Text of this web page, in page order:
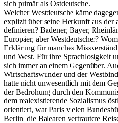
sich primär als Ostdeutsche.
Welcher Westdeutsche käme
explizit über seine Herkunft aus der
definieren? Badener, Bayer,
Europäer, aber Westdeutscher?
Erklärung für manches
und West. Für ihre Sprachlosigkeit
sich immer an einem Gegenüber.
Wirtschaftswunder und der
hatte nicht unwesentlich mit dem
der Bedrohung durch den
dem realexistierende Sozialismus
orientiert, war Paris vielen
Berlin, die Balearen vertrautere